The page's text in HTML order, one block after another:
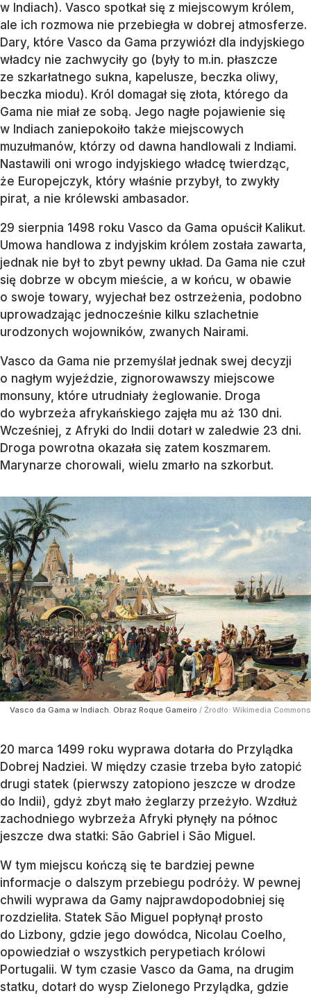
w Indiach). Vasco spotkał się z miejscowym królem,
ale ich rozmowa nie przebiegła w dobrej atmosferze.
Dary, które Vasco da Gama przywiózł dla indyjskiego
władcy nie zachwyciły go (były to m.in. płaszcze
ze szkarłatnego sukna, kapelusze, beczka oliwy,
beczka miodu). Król domagał się złota, którego da
Gama nie miał ze sobą. Jego nagłe pojawienie się
w Indiach zaniepokoiło także miejscowych
muzułmanów, którzy od dawna handlowali z Indiami.
Nastawili oni wrogo indyjskiego władcę twierdząc,
że Europejczyk, który właśnie przybył, to zwykły
pirat, a nie królewski ambasador.
29 sierpnia 1498 roku Vasco da Gama opuścił Kalikut.
Umowa handlowa z indyjskim królem została zawarta,
jednak nie był to zbyt pewny układ. Da Gama nie czuł
się dobrze w obcym mieście, a w końcu, w obawie
o swoje towary, wyjechał bez ostrzeżenia, podobno
uprowadzając jednocześnie kilku szlachetnie
urodzonych wojowników, zwanych Nairami.
Vasco da Gama nie przemyślał jednak swej decyzji
o nagłym wyjeździe, zignorowawszy miejscowe
monsuny, które utrudniały żeglowanie. Droga
do wybrzeża afrykańskiego zajęła mu aż 130 dni.
Wcześniej, z Afryki do Indii dotarł w zaledwie 23 dni.
Droga powrotna okazała się zatem koszmarem.
Marynarze chorowali, wielu zmarło na szkorbut.
Vasco da Gama w Indiach. Obraz Roque Gameiro / Źródło: Wikimedia Commons
20 marca 1499 roku wyprawa dotarła do Przylądka
Dobrej Nadziei. W między czasie trzeba było zatopić
drugi statek (pierwszy zatopiono jeszcze w drodze
do Indii), gdyż zbyt mało żeglarzy przeżyło. Wzdłuż
zachodniego wybrzeża Afryki płynęły na północ
jeszcze dwa statki: São Gabriel i São Miguel.
W tym miejscu kończą się te bardziej pewne
informacje o dalszym przebiegu podróży. W pewnej
chwili wyprawa da Gamy najprawdopodobniej się
rozdzieliła. Statek São Miguel popłynął prosto
do Lizbony, gdzie jego dowódca, Nicolau Coelho,
opowiedział o wszystkich perypetiach królowi
Portugalii. W tym czasie Vasco da Gama, na drugim
statku, dotarł do wysp Zielonego Przylądka, gdzie